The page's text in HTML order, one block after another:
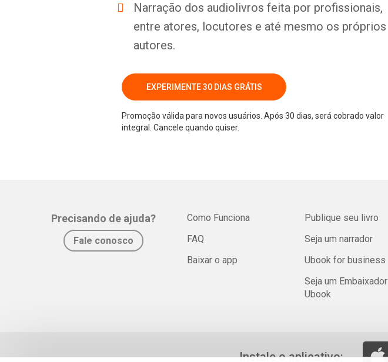
Narração dos audiolivros feita por profissionais,
entre atores, locutores e até mesmo os próprios
autores.
EXPERIMENTE 30 DIAS GRÁTIS
Promoção válida para novos usuários. Após 30 dias, será cobrado valor
integral. Cancele quando quiser.
Precisando de ajuda?
Fale conosco
Como Funciona
FAQ
Baixar o app
Publique seu livro
Seja um narrador
Ubook for business
Seja um Embaixador
Ubook
Instale o aplicativo: